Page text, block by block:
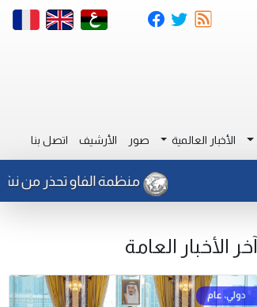
الأخبار العالمية صور الأرشيف اتصل بنا
منظمة الفاو تحذر من نشاط
آخر الأخبار العامة